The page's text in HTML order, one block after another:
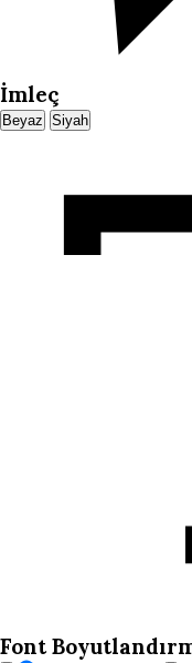
İmleç
Beyaz Siyah
Font